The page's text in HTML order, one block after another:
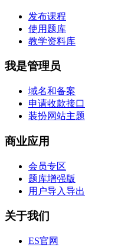
发布课程
使用题库
教学资料库
我是管理员
域名和备案
申请收款接口
装扮网站主题
商业应用
会员专区
题库增强版
用户导入导出
关于我们
ES官网